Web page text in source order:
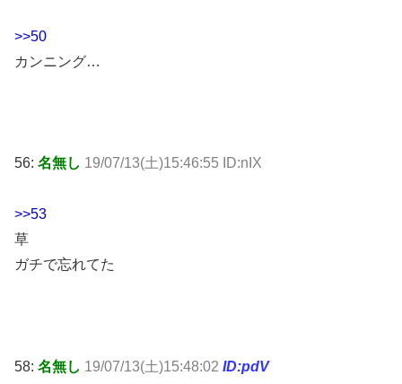
>>50
カンニング…
56: 名無し 19/07/13(土)15:46:55 ID:nIX
>>53
草
ガチで忘れてた
58: 名無し 19/07/13(土)15:48:02 ID:pdV